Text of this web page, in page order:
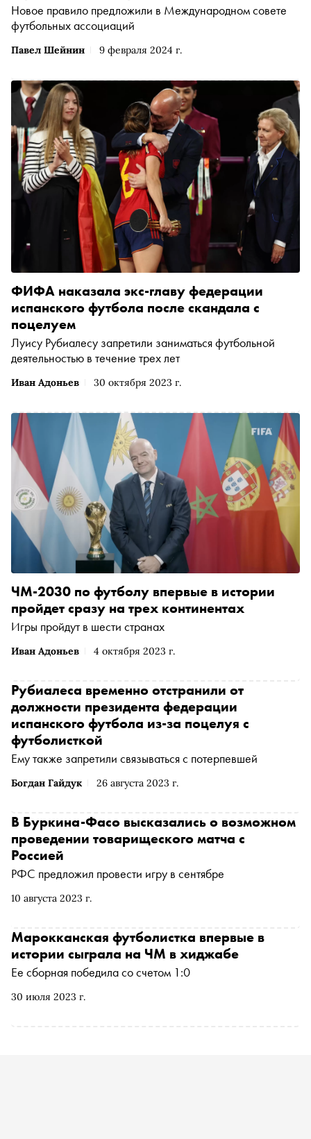
Павел Шейнин 9 февраля 2024 г.
Новое правило предложили в Международном совете
футбольных ассоциаций
Иван Адоньев 30 октября 2023 г.
ФИФА наказала экс-главу федерации
испанского футбола после скандала с
поцелуем
Луису Рубиалесу запретили заниматься футбольной
деятельностью в течение трех лет
Иван Адоньев 4 октября 2023 г.
ЧМ-2030 по футболу впервые в истории
пройдет сразу на трех континентах
Игры пройдут в шести странах
Богдан Гайдук 26 августа 2023 г.
Рубиалеса временно отстранили от
должности президента федерации
испанского футбола из-за поцелуя с
футболисткой
Ему также запретили связываться с потерпевшей
10 августа 2023 г.
В Буркина-Фасо высказались о возможном
проведении товарищеского матча с
Россией
РФС предложил провести игру в сентябре
30 июля 2023 г.
Марокканская футболистка впервые в
истории сыграла на ЧМ в хиджабе
Ее сборная победила со счетом 1:0